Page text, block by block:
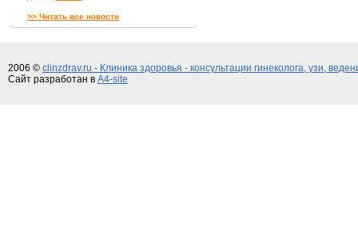
>> Читать все новости
2006 © clinzdrav.ru - Клиника здоровья - консультации гинеколога, узи,
Сайт разработан в A4-site